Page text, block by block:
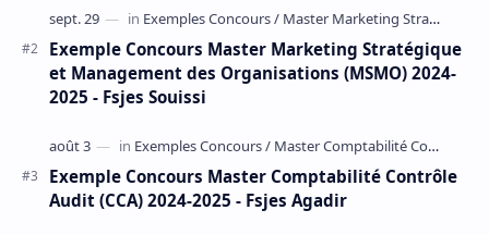
Exemple Concours Master Marketing Stratégique
et Management des Organisations (MSMO) 2024-
2025 - Fsjes Souissi
Exemple Concours Master Comptabilité Contrôle
Audit (CCA) 2024-2025 - Fsjes Agadir